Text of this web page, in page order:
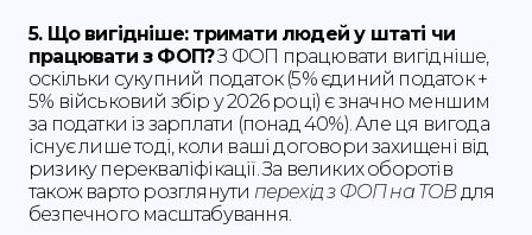
5. Що вигідніше: тримати людей у штаті чи
працювати з ФОП?З ФОП працювати вигідніше,
оскільки сукупний податок (5% єдиний податок +
5% військовий збір у 2026 році) є значно меншим
за податки із зарплати (понад 40%). Але ця вигода
існує лише тоді, коли ваші договори захищені від
ризику перекваліфікації. За великих оборотів
також варто розглянути перехід з ФОП на ТОВдля
безпечного масштабування.